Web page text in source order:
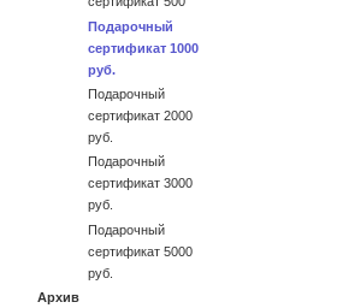
Подарочный
сертификат 1000
руб.
Подарочный
сертификат 2000
руб.
Подарочный
сертификат 3000
руб.
Подарочный
сертификат 5000
руб.
Архив